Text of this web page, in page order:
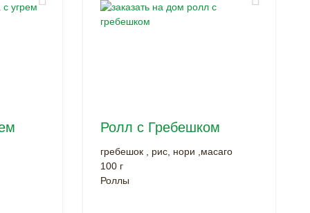
Ролл с Гребешком
гребешок , рис, нори ,масаго
100 г
Роллы